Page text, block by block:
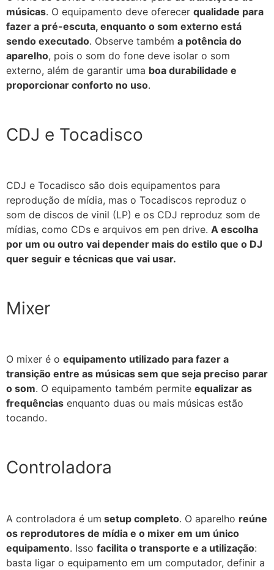
músicas. O equipamento deve oferecer qualidade para
fazer a pré-escuta, enquanto o som externo está
sendo executado. Observe também a potência do
aparelho, pois o som do fone deve isolar o som
externo, além de garantir uma boa durabilidade e
proporcionar conforto no uso.
CDJ e Tocadisco
CDJ e Tocadisco são dois equipamentos para
reprodução de mídia, mas o Tocadiscos reproduz o
som de discos de vinil (LP) e os CDJ reproduz som de
mídias, como CDs e arquivos em pen drive. A escolha
por um ou outro vai depender mais do estilo que o DJ
quer seguir e técnicas que vai usar.
Mixer
O mixer é o equipamento utilizado para fazer a
transição entre as músicas sem que seja preciso parar
o som. O equipamento também permite equalizar as
frequências enquanto duas ou mais músicas estão
tocando.
Controladora
A controladora é um setup completo. O aparelho reúne
os reprodutores de mídia e o mixer em um único
equipamento. Isso facilita o transporte e a utilização:
basta ligar o equipamento em um computador, definir a